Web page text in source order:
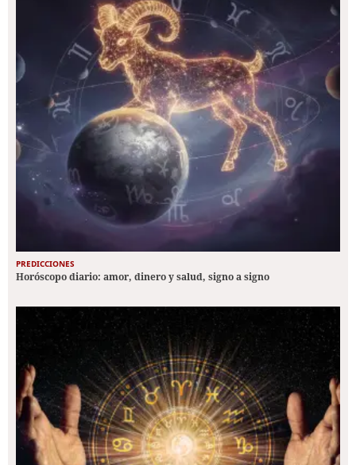
PREDICCIONES
Horóscopo diario: amor, dinero y salud, signo a signo